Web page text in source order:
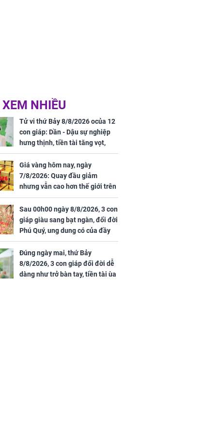
NHIỀU
Tử vi thứ Bảy 8/8/2026 ocủa 12
con giáp: Dần - Dậu sự nghiệp
hưng thịnh, tiền tài tăng vọt,
Mão - Thân công việc bất trắc,
tiền mất tật mang
Giá vàng hôm nay, ngày
7/8/2026: Quay đầu giảm
nhưng vẫn cao hơn thế giới trên
7 triệu đồng
Sau 00h00 ngày 8/8/2026, 3 con
giáp giàu sang bạt ngàn, đổi đời
Phú Quý, ung dung có của đầy
nhà, ngày càng hưng thịnh sung
túc
Đúng ngày mai, thứ Bảy
8/8/2026, 3 con giáp đổi đời dễ
dàng như trở bàn tay, tiền tài ùa